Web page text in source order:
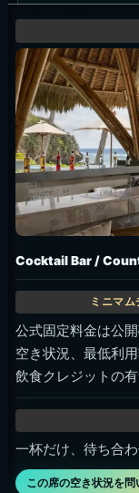
Cocktail Bar /
公式固定料金は公
空き状況、最低利
飲食クレジットの
一杯だけ、待ち合
この席の空き状況を問